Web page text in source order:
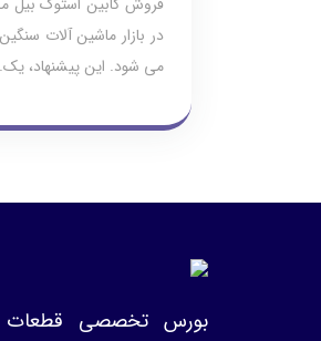
در بازار ماشین‌ آلات
می‌ شود. این پیشنهاد،
بورس تخصصی قطعات